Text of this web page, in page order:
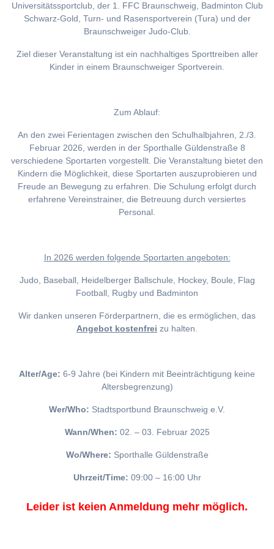
Universitätssportclub, der 1. FFC Braunschweig, Badminton Club
Schwarz-Gold, Turn- und Rasensportverein (Tura) und der
Braunschweiger Judo-Club.
Ziel dieser Veranstaltung ist ein nachhaltiges Sporttreiben aller
Kinder in einem Braunschweiger Sportverein.
Zum Ablauf:
An den zwei Ferientagen zwischen den Schulhalbjahren, 2./3.
Februar 2026, werden in der Sporthalle Güldenstraße 8
verschiedene Sportarten vorgestellt. Die Veranstaltung bietet den
Kindern die Möglichkeit, diese Sportarten auszuprobieren und
Freude an Bewegung zu erfahren. Die Schulung erfolgt durch
erfahrene Vereinstrainer, die Betreuung durch versiertes
Personal.
In 2026 werden folgende Sportarten angeboten:
Judo, Baseball, Heidelberger Ballschule, Hockey, Boule, Flag
Football, Rugby und Badminton
Wir danken unseren Förderpartnern, die es ermöglichen, das
Angebot kostenfrei zu halten.
Alter/Age: 6-9 Jahre (bei Kindern mit Beeinträchtigung keine
Altersbegrenzung)
Wer/Who: Stadtsportbund Braunschweig e.V.
Wann/When: 02. – 03. Februar 2025
Wo/Where: Sporthalle Güldenstraße
Uhrzeit/Time: 09:00 – 16:00 Uhr
Leider ist keien Anmeldung mehr möglich.